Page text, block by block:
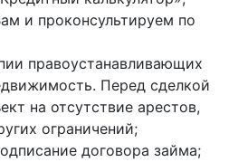
и проконсультируем по
правоустанавливающих
Перед сделкой
на отсутствие арестов,
ограничений;
договора займа;